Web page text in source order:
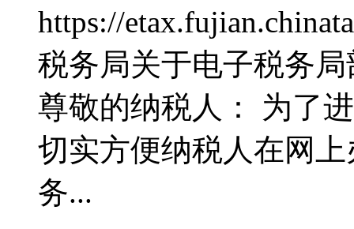
https://
税务局关于电子税务
尊敬的纳税人： 为了
切实方便纳税人在网
务...